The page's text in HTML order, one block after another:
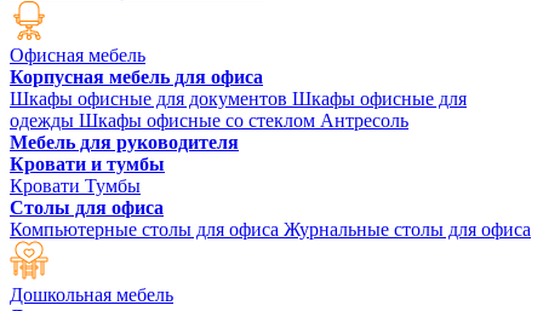
Офисная мебель
Корпусная мебель для офиса
Шкафы офисные для документов Шкафы офисные для
одежды Шкафы офисные со стеклом Антресоль
Мебель для руководителя
Кровати и тумбы
Кровати Тумбы
Столы для офиса
Компьютерные столы для офиса Журнальные столы для офиса
Дошкольная мебель